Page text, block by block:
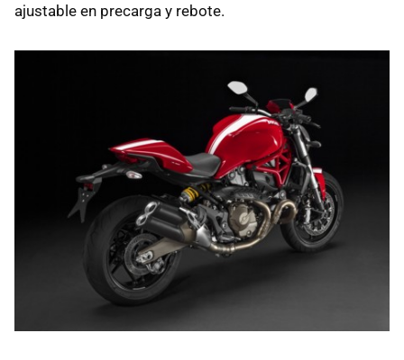
ajustable en precarga y rebote.